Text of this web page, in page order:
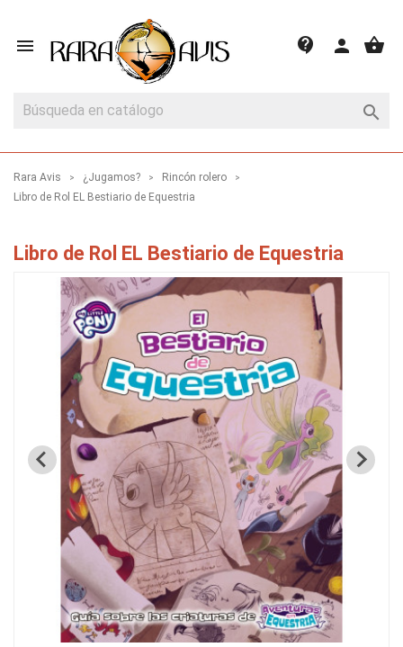
 shopping_basket
person
contact_support

Rara Avis ¿Jugamos?
Rincón rolero
Libro de Rol EL Bestiario de Equestria
Libro de Rol EL Bestiario de Equestria